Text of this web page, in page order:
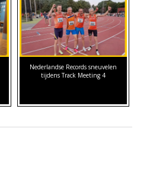
Nederlandse Records sneuvelen
tijdens Track Meeting 4